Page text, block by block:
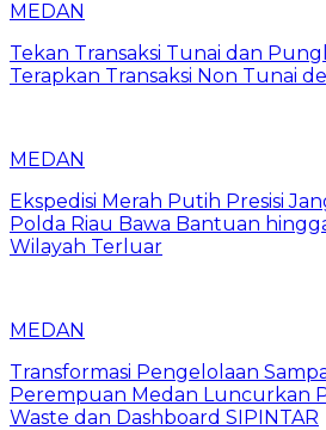
MEDAN
Tekan Transaksi Tunai dan
Terapkan Transaksi Non Tunai
MEDAN
Ekspedisi Merah Putih Presisi
Polda Riau Bawa Bantuan
Wilayah Terluar
MEDAN
Transformasi Pengelolaan
Perempuan Medan Luncurkan
Waste dan Dashboard SIPINTAR